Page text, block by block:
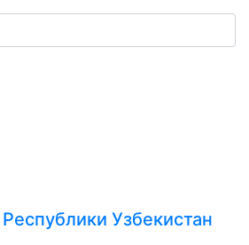
Узбекистан